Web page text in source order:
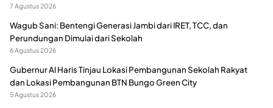
7 Agustus 2026
Wagub Sani: Bentengi Generasi Jambi dari IRET, TCC, dan
Perundungan Dimulai dari Sekolah
6 Agustus 2026
Gubernur Al Haris Tinjau Lokasi Pembangunan Sekolah Rakyat
dan Lokasi Pembangunan BTN Bungo Green City
5 Agustus 2026